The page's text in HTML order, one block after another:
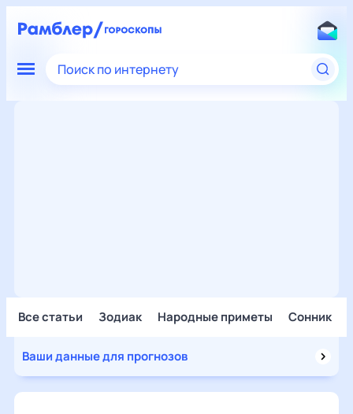
Поиск по интернету
Все статьи Зодиак Народные приметы Сонник
Ваши данные для прогнозов